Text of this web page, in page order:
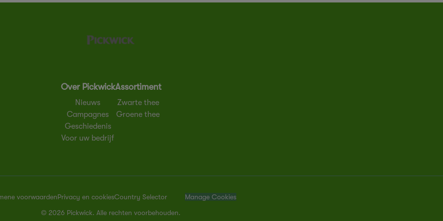
Over Pickwick
Nieuws
Campagnes
Geschiedenis
Voor uw bedrijf
Assortiment
Zwarte thee
Groene thee
voorwaardenPrivacy en cookiesCountry Selector
Manage Cookies
© 2026 Pickwick. Alle rechten voorbehouden.